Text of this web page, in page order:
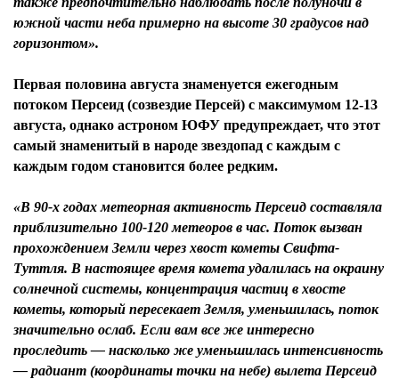
южной части неба примерно на высоте 30 градусов над
горизонтом».
Первая половина августа знаменуется ежегодным
потоком Персеид (созвездие Персей) с максимумом 12-13
августа, однако астроном ЮФУ предупреждает, что этот
самый знаменитый в народе звездопад с каждым с
каждым годом становится более редким.
«В 90-х годах метеорная активность Персеид составляла
приблизительно 100-120 метеоров в час. Поток вызван
прохождением Земли через хвост кометы Свифта-
Туттля. В настоящее время комета удалилась на окраину
солнечной системы, концентрация частиц в хвосте
кометы, который пересекает Земля, уменьшилась, поток
значительно ослаб. Если вам все же интересно
проследить — насколько же уменьшилась интенсивность
— радиант (координаты точки на небе) вылета Персеид